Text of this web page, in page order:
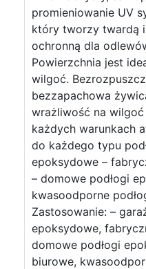
promieniowanie UV
który tworzy twardą
ochronną dla
Powierzchnia jest
wilgoć.
bezzapachowa
wrażliwość na
każdych warunkach
do każdego typu
epoksydowe –
– domowe podłogi
kwasoodporne
Zastosowanie: –
epoksydowe,
domowe podłogi
biurowe,